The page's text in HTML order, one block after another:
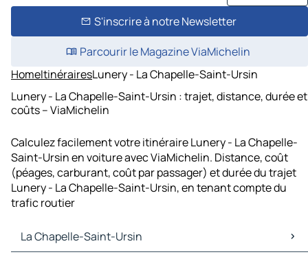
S'inscrire à notre Newsletter
Parcourir le Magazine ViaMichelin
HomeItinérairesLunery - La Chapelle-Saint-Ursin
Lunery - La Chapelle-Saint-Ursin : trajet, distance, durée et
coûts – ViaMichelin
Calculez facilement votre itinéraire Lunery - La Chapelle-
Saint-Ursin en voiture avec ViaMichelin. Distance, coût
(péages, carburant, coût par passager) et durée du trajet
Lunery - La Chapelle-Saint-Ursin, en tenant compte du
trafic routier
La Chapelle-Saint-Ursin